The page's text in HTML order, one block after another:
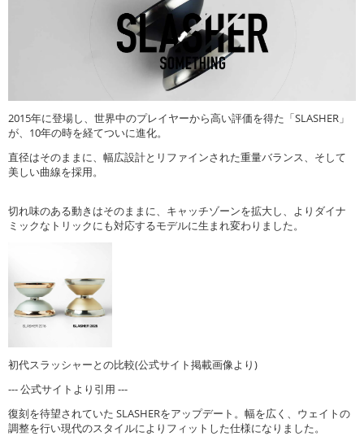
2015年に登場し、世界中のプレイヤーから高い評価を得た「SLASHER」
が、10年の時を経てついに進化。
直径はそのままに、幅広設計とリファインされた重量バランス、そして
美しい曲線を採用。
切れ味のある動きはそのままに、キャッチゾーンを拡大し、よりダイナ
ミックなトリックにも対応するモデルに生まれ変わりました。
初代スラッシャーとの比較(公式サイト掲載画像より)
--- 公式サイトより引用 ---
復刻を待望されていた SLASHERをアップデート。幅を広く、ウェイトの
調整を行い現代のスタイルによりフィットした仕様になりました。